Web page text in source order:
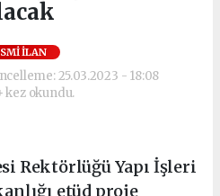
İLAN
25.03.2023 - 18:08
kez okundu.
Rektörlüğü Yapı İşleri
etüd proje